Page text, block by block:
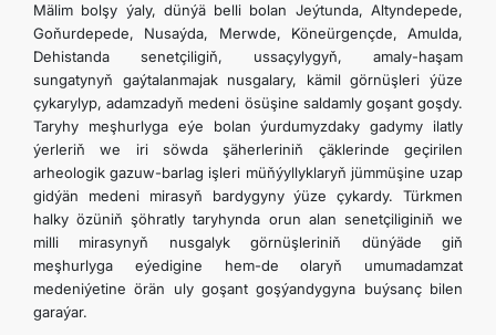
Mälim bolşy ýaly, dünýä belli bolan Jeýtunda, Altyndepede,
Goňurdepede, Nusaýda, Merwde, Köneürgençde, Amulda,
Dehistanda senetçiligiň, ussaçylygyň, amaly-haşam
sungatynyň gaýtalanmajak nusgalary, kämil görnüşleri ýüze
çykarylyp, adamzadyň medeni ösüşine saldamly goşant goşdy.
Taryhy meşhurlyga eýe bolan ýurdumyzdaky gadymy ilatly
ýerleriň we iri söwda şäherleriniň çäklerinde geçirilen
arheologik gazuw-barlag işleri müňýyllyklaryň jümmüşine uzap
gidýän medeni mirasyň bardygyny ýüze çykardy. Türkmen
halky özüniň şöhratly taryhynda orun alan senetçiliginiň we
milli mirasynyň nusgalyk görnüşleriniň dünýäde giň
meşhurlyga eýedigine hem-de olaryň umumadamzat
medeniýetine örän uly goşant goşýandygyna buýsanç bilen
garaýar.